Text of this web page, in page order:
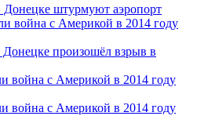
штурмуют аэропорт
война с Америкой в 2014 году
произошёл взрыв в
война с Америкой в 2014 году
война с Америкой в 2014 году